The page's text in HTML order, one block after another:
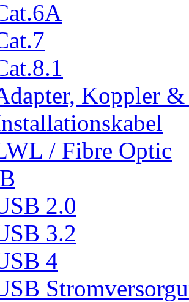
Koppler &
/ Fibre Optic
2.0
3.2
4